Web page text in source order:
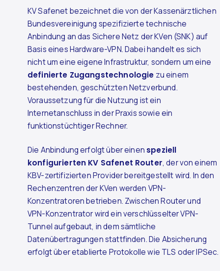
KV Safenet bezeichnet die von der Kassenärztlichen
Bundesvereinigung spezifizierte technische
Anbindung an das Sichere Netz der KVen (SNK) auf
Basis eines Hardware-VPN. Dabei handelt es sich
nicht um eine eigene Infrastruktur, sondern um eine
definierte Zugangstechnologie zu einem
bestehenden, geschützten Netzverbund.
Voraussetzung für die Nutzung ist ein
Internetanschluss in der Praxis sowie ein
funktionstüchtiger Rechner.
Die Anbindung erfolgt über einen speziell
konfigurierten KV Safenet Router, der von einem
KBV-zertifizierten Provider bereitgestellt wird. In den
Rechenzentren der KVen werden VPN-
Konzentratoren betrieben. Zwischen Router und
VPN-Konzentrator wird ein verschlüsselter VPN-
Tunnel aufgebaut, in dem sämtliche
Datenübertragungen stattfinden. Die Absicherung
erfolgt über etablierte Protokolle wie TLS oder IPSec.